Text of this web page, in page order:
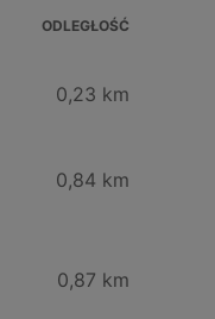
ODLEGŁOŚĆ
0,23 km
0,84 km
0,87 km